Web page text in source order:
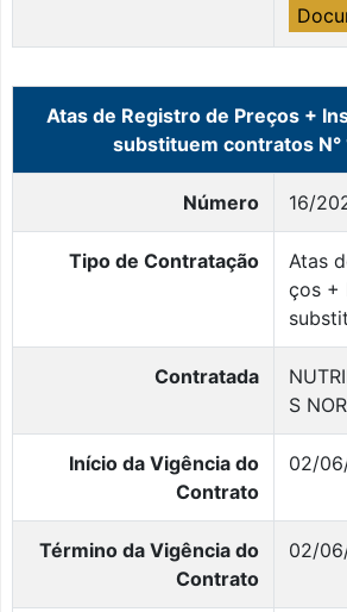
Atas de Registro de Preços +
substituem contratos N°
Número 16/
Tipo de Contratação
Atas
ços +
Contratada
S
Início da Vigência do
Contrato
02/
Término da Vigência do
Contrato
02/